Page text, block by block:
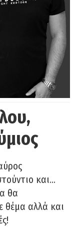
και…
θα
θέμα αλλά και